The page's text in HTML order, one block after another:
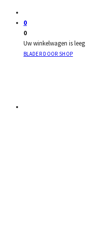
0
0
Uw winkelwagen is leeg
BLADER DOOR SHOP